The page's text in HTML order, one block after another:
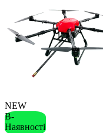
NEW
В-
Наявності